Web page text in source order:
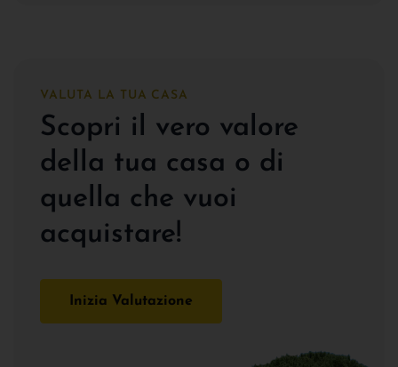
VALUTA LA TUA CASA
Scopri il vero valore
della tua casa o di
quella che vuoi
acquistare!
Inizia Valutazione